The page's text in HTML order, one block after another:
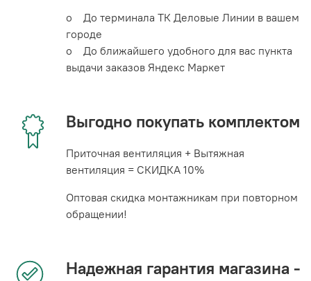
o До терминала ТК Деловые Линии в вашем
городе
o До ближайшего удобного для вас пункта
выдачи заказов Яндекс Маркет
Выгодно покупать комплектом
Приточная вентиляция + Вытяжная
вентиляция = СКИДКА 10%
Оптовая скидка монтажникам при повторном
обращении!
Надежная гарантия магазина -